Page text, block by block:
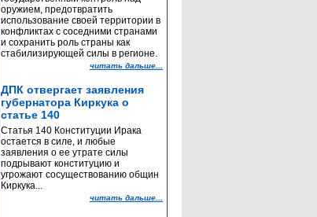
оружием, предотвратить
использование своей территории в
конфликтах с соседними странами
и сохранить роль страны как
стабилизирующей силы в регионе.
читать дальше...
ДПК отвергает заявления
губернатора Киркука о
статье 140
Статья 140 Конституции Ирака
остается в силе, и любые
заявления о ее утрате силы
подрывают конституцию и
угрожают сосуществованию общин
Киркука...
читать дальше...